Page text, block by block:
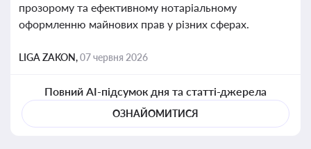
прозорому та ефективному нотаріальному
оформленню майнових прав у різних сферах.
LIGA ZAKON,07 червня 2026
Повний AI-підсумок дня та статті-джерела
ОЗНАЙОМИТИСЯ